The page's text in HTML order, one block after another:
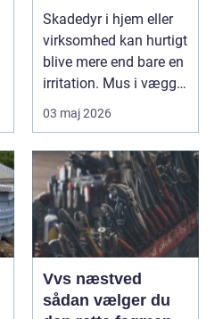
du hjem og
virksomhed
Skadedyr i hjem eller
virksomhed kan hurtigt
blive mere end bare en
irritation. Mus i vægge,
myrer i...
03 maj 2026
Vvs næstved
sådan vælger du